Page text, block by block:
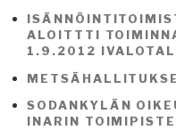
ALOITTTI
1.9.2012
SODANKYLÄN
INARIN TOIMIPISTE